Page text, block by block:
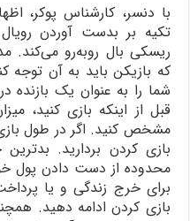
با دنسر، کارشناس پوکر،
تکیه بر بدست آوردن
ریسکی بال روبه‌رو
که بازیکن باید به آن توجه
شما را به عنوان یک بازنده
قبل از اینکه بازی کنید،
مشخص کنید. اگر در طول
بازی کردن بردارید.
محدوده از دست دادن پول
برای خرج زندگی و یا
بازی کردن ادامه دهید.